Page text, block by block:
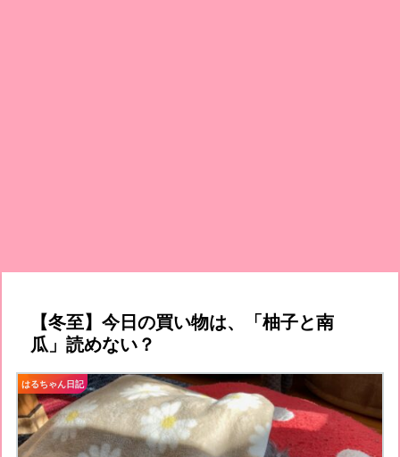
【冬至】今日の買い物は、「柚子と南
瓜」読めない？
はるちゃん日記